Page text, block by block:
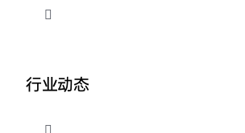
切
航
行业动态